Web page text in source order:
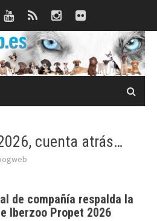
cuenta atrás…
de compañía respalda la
Iberzoo Propet 2026